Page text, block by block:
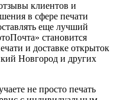
клиентов и
в сфере печати
еще лучший
становится
и доставке открыток
Новгород и других
не просто печать